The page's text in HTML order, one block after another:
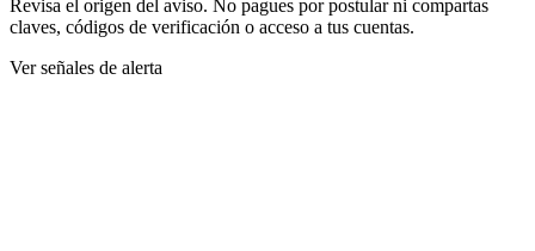
Revisa el origen del aviso. No pagues por postular ni compartas
claves, códigos de verificación o acceso a tus cuentas.
Ver señales de alerta